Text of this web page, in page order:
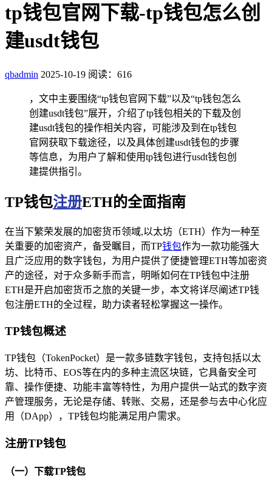
tp钱包官网下载-tp钱包怎么创
建usdt钱包
qbadmin 2025-10-19 阅读：616
，文中主要围绕“tp钱包官网下载”以及“tp钱包怎么
创建usdt钱包”展开，介绍了tp钱包相关的下载及创
建usdt钱包的操作相关内容，可能涉及到在tp钱包
官网获取下载途径，以及具体创建usdt钱包的步骤
等信息，为用户了解和使用tp钱包进行usdt钱包创
建提供指引。
TP钱包注册ETH的全面指南
在当下繁荣发展的加密货币领域,以太坊（ETH）作为一种至
关重要的加密资产，备受瞩目，而TP钱包作为一款功能强大
且广泛应用的数字钱包，为用户提供了便捷管理ETH等加密资
产的途径，对于众多新手而言，明晰如何在TP钱包中注册
ETH是开启加密货币之旅的关键一步，本文将详尽阐述TP钱
包注册ETH的全过程，助力读者轻松掌握这一操作。
TP钱包概述
TP钱包（TokenPocket）是一款多链数字钱包，支持包括以太
坊、比特币、EOS等在内的多种主流区块链，它具备安全可
靠、操作便捷、功能丰富等特性，为用户提供一站式的数字资
产管理服务，无论是存储、转账、交易，还是参与去中心化应
用（DApp），TP钱包均能满足用户需求。
注册TP钱包
（一）下载TP钱包